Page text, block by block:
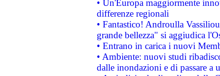
• Un'Europa maggiormente
differenze regionali
• Fantastico! Androulla
grande bellezza" si aggiudica
• Entrano in carica i nuovi
• Ambiente: nuovi studi
dalle inondazioni e di passare a